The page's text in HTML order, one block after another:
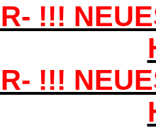
!!!
!!!